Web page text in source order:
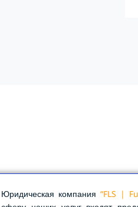
Юридическая компания“FLS |